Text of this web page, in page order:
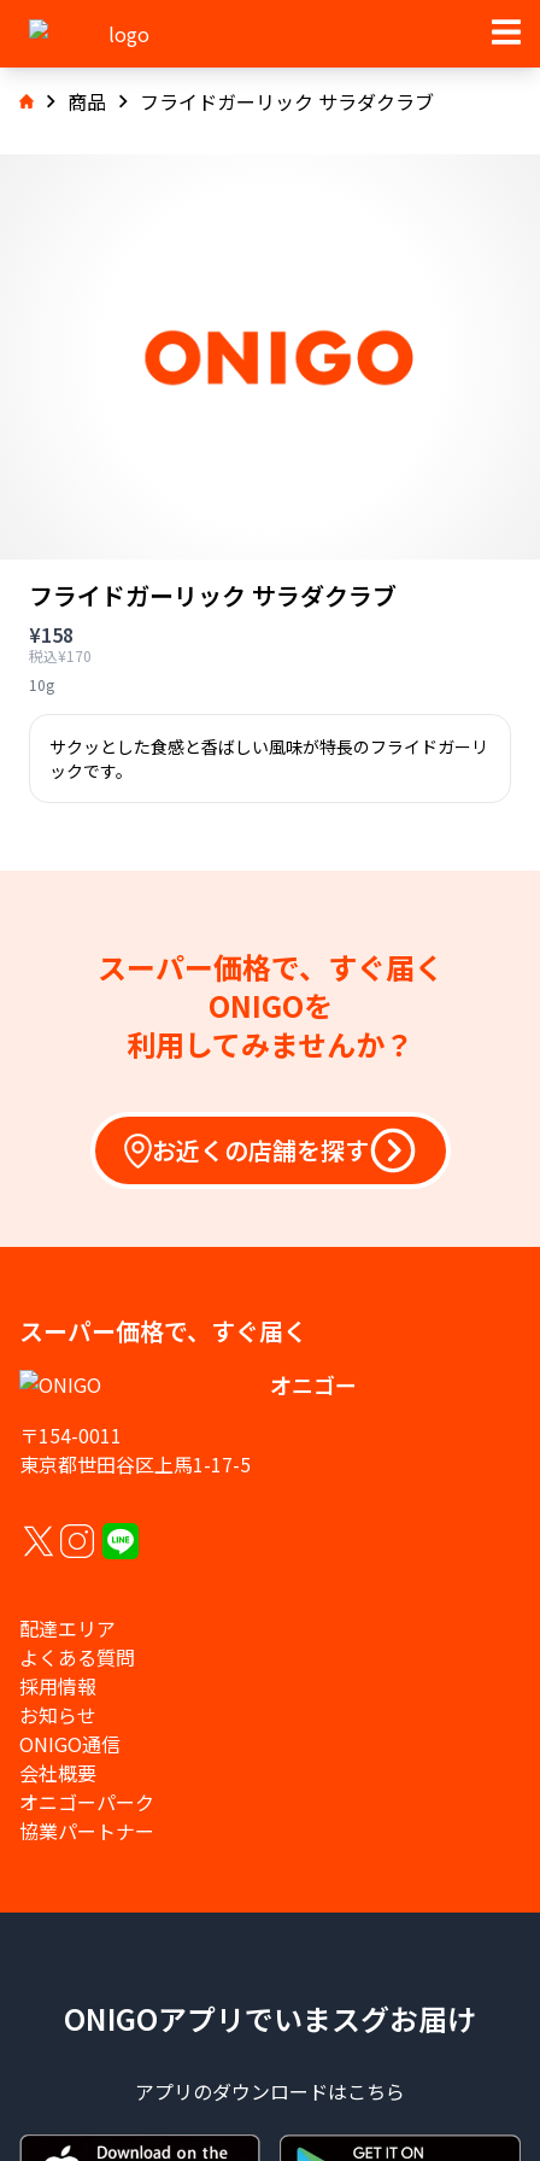
商品 フライドガーリック サラダクラブ
フライドガーリック サラダクラブ
¥158
税込¥170
10g
サクッとした食感と香ばしい風味が特長のフライドガーリ
ックです。
スーパー価格で、すぐ届く
ONIGOを
利用してみませんか？
お近くの店舗を探す
スーパー価格で、すぐ届く
オニゴー
〒154-0011
東京都世田谷区上馬1-17-5
配達エリア
よくある質問
採用情報
お知らせ
ONIGO通信
会社概要
オニゴーパーク
協業パートナー
ONIGOアプリでいまスグお届け
アプリのダウンロードはこちら